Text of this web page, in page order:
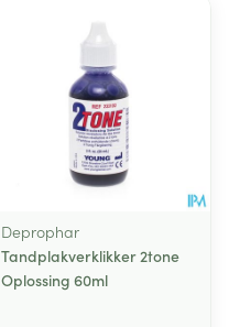
Deprophar
Tandplakverklikker 2tone
Oplossing 60ml